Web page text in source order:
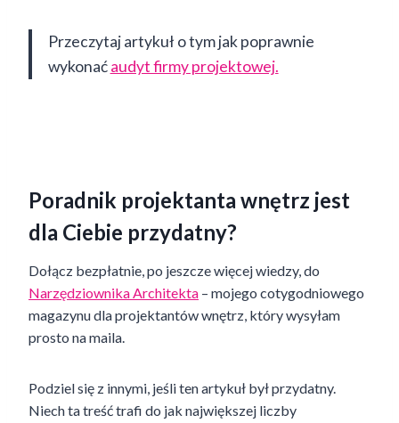
Przeczytaj artykuł o tym jak poprawnie
wykonaćaudyt firmy projektowej.
Poradnik projektanta wnętrz jest
dla Ciebie przydatny?
Dołącz bezpłatnie, po jeszcze więcej wiedzy, do
Narzędziownika Architekta – mojego cotygodniowego
magazynu dla projektantów wnętrz, który wysyłam
prosto na maila.
Podziel się z innymi, jeśli ten artykuł był przydatny.
Niech ta treść trafi do jak największej liczby